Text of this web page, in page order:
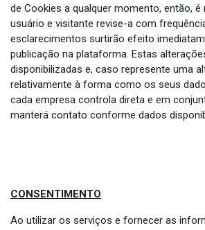
de Cookies a qualquer momento, então, é
usuário e visitante revise-a com
esclarecimentos surtirão efeito
publicação na plataforma. Estas
disponibilizadas e, caso represente uma
relativamente à forma como os seus
cada empresa controla direta e em
manterá contato conforme dados
CONSENTIMENTO
Ao utilizar os serviços e fornecer as